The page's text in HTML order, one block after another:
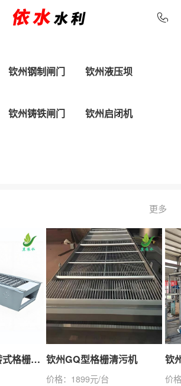
钦州钢制闸门 钦州液压坝
钦州铸铁闸门 钦州启闭机
更多
钦州GSHZ型回转式格栅除污机 钦州GQ型格栅清污机
价格：1899元/台
价